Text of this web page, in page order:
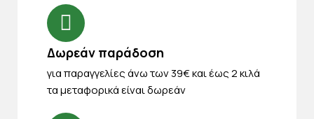
Δωρεάν παράδοση
για παραγγελίες άνω των 39€ και έως 2 κιλά
τα μεταφορικά είναι δωρεάν